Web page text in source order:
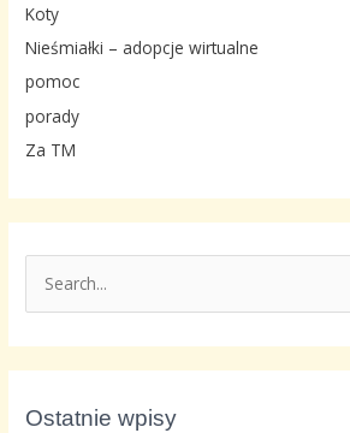
Koty
Nieśmiałki – adopcje wirtualne
pomoc
porady
Za TM
z
u
k
a
Ostatnie wpisy